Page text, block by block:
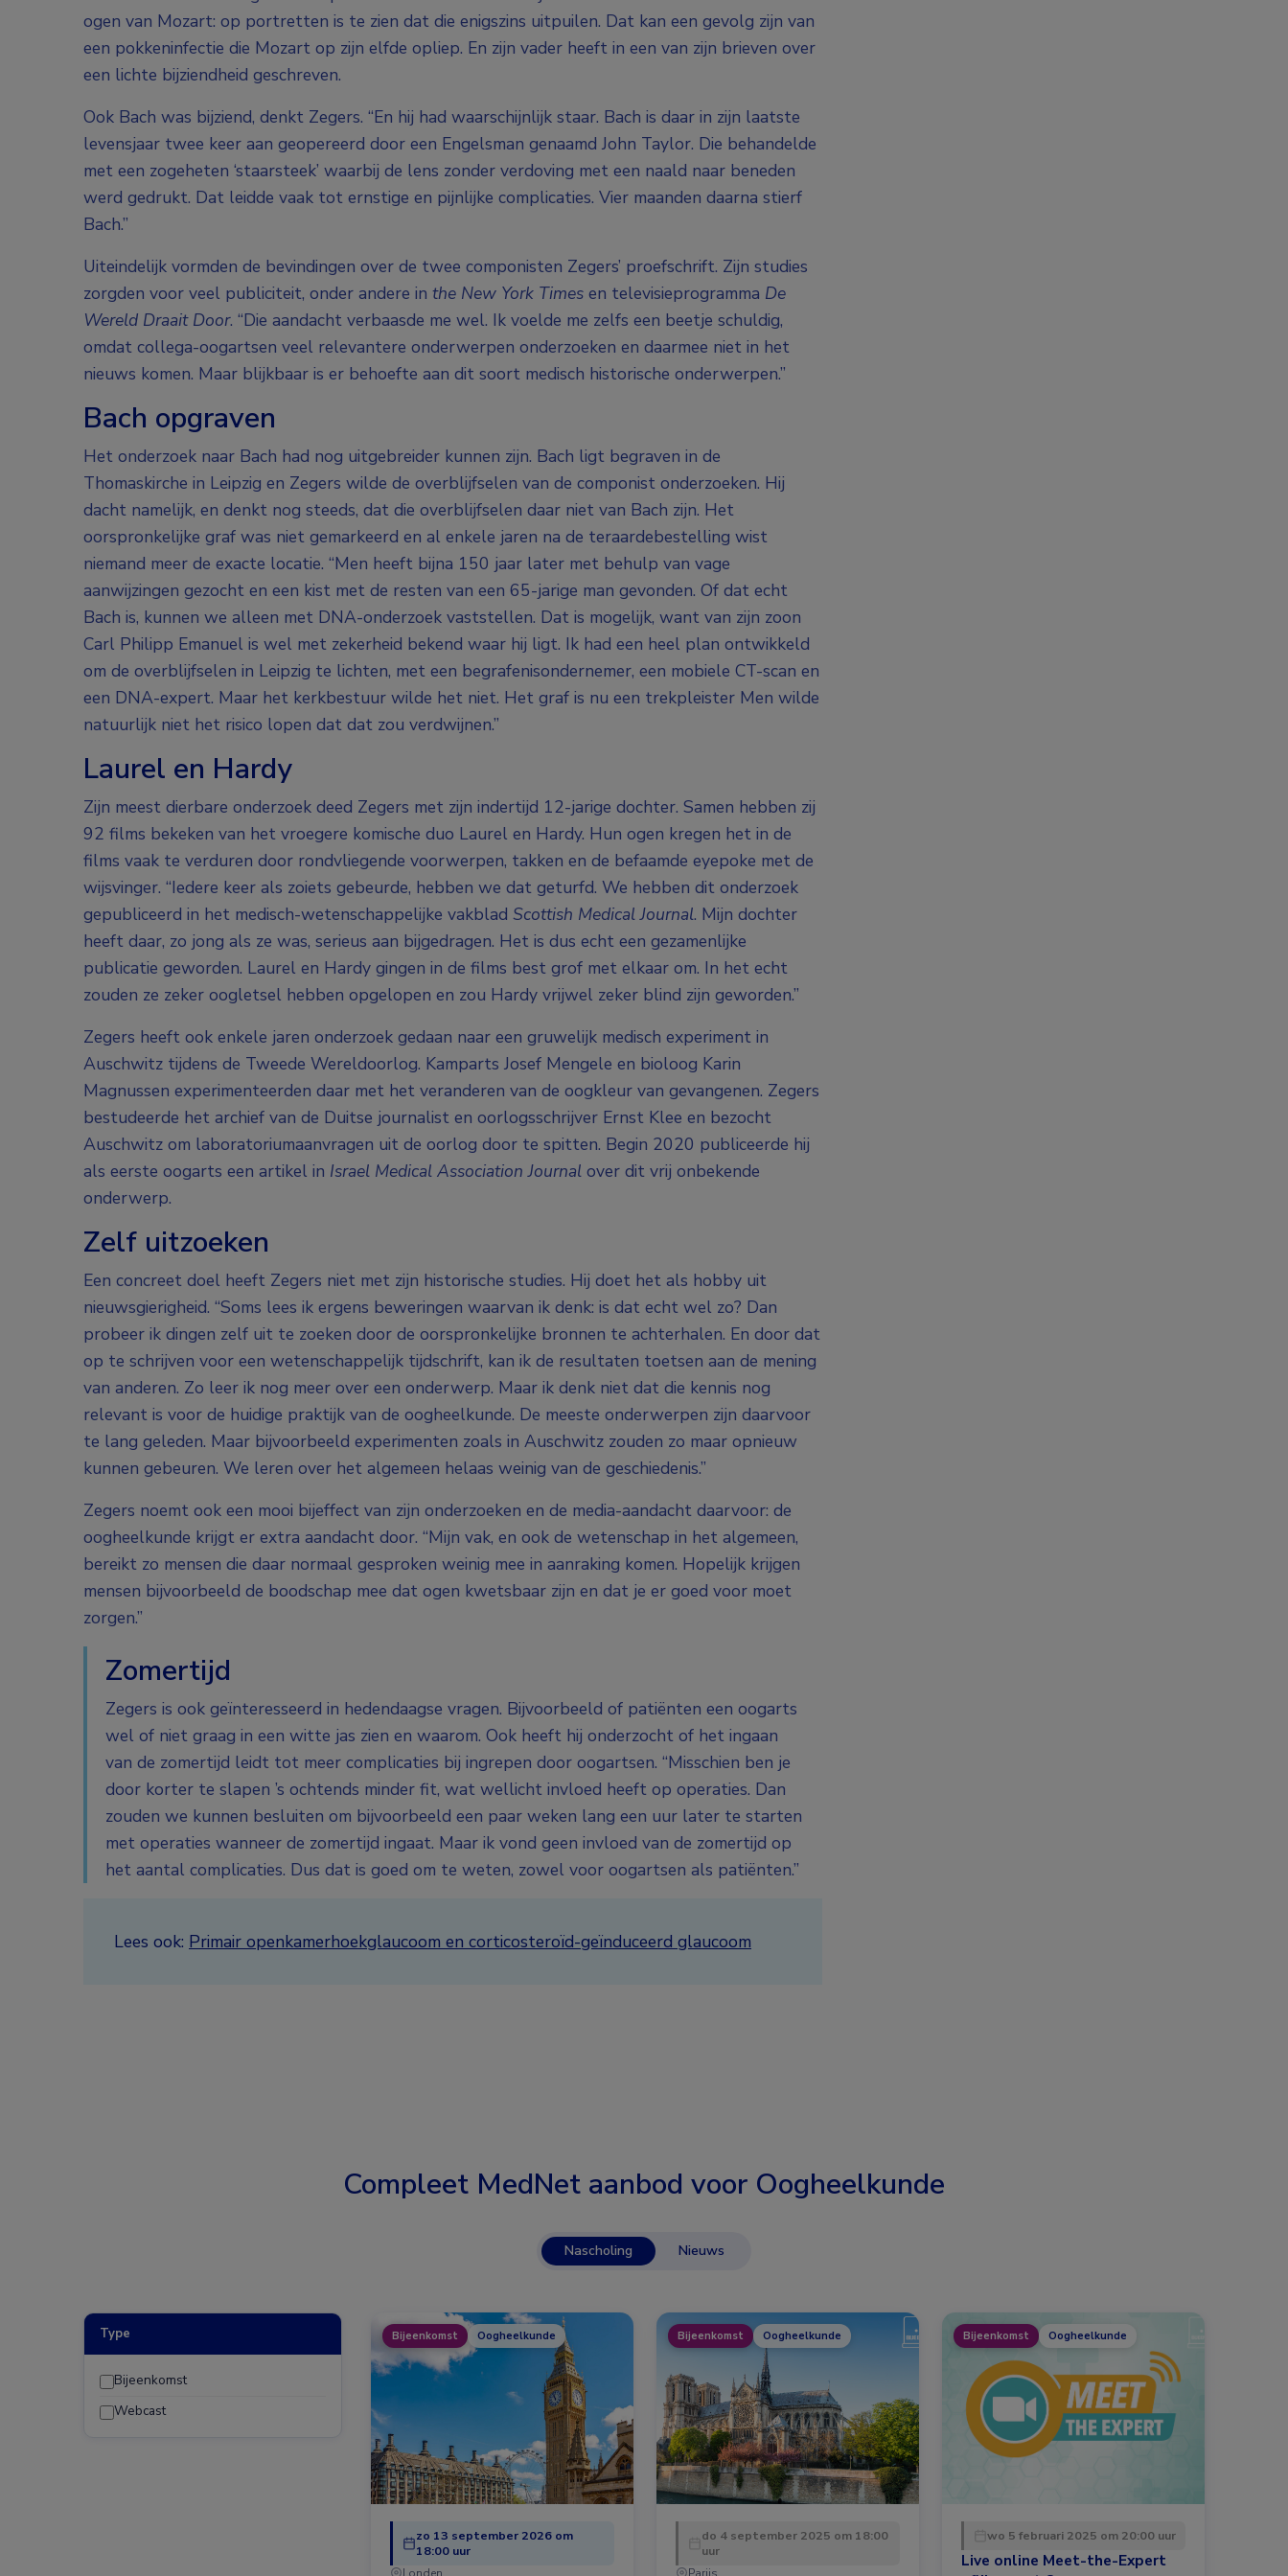
ogen van Mozart: op portretten is te zien dat die enigszins uitpuilen. Dat kan een gevolg zijn van
een pokkeninfectie die Mozart op zijn elfde opliep. En zijn vader heeft in een van zijn brieven over
een lichte bijziendheid geschreven.
Ook Bach was bijziend, denkt Zegers. “En hij had waarschijnlijk staar. Bach is daar in zijn laatste
levensjaar twee keer aan geopereerd door een Engelsman genaamd John Taylor. Die behandelde
met een zogeheten ‘staarsteek’ waarbij de lens zonder verdoving met een naald naar beneden
werd gedrukt. Dat leidde vaak tot ernstige en pijnlijke complicaties. Vier maanden daarna stierf
Bach.”
Uiteindelijk vormden de bevindingen over de twee componisten Zegers’ proefschrift. Zijn studies
zorgden voor veel publiciteit, onder andere in the New York Times en televisieprogramma De
Wereld Draait Door. “Die aandacht verbaasde me wel. Ik voelde me zelfs een beetje schuldig,
omdat collega-oogartsen veel relevantere onderwerpen onderzoeken en daarmee niet in het
nieuws komen. Maar blijkbaar is er behoefte aan dit soort medisch historische onderwerpen.”
Bach opgraven
Het onderzoek naar Bach had nog uitgebreider kunnen zijn. Bach ligt begraven in de
Thomaskirche in Leipzig en Zegers wilde de overblijfselen van de componist onderzoeken. Hij
dacht namelijk, en denkt nog steeds, dat die overblijfselen daar niet van Bach zijn. Het
oorspronkelijke graf was niet gemarkeerd en al enkele jaren na de teraardebestelling wist
niemand meer de exacte locatie. “Men heeft bijna 150 jaar later met behulp van vage
aanwijzingen gezocht en een kist met de resten van een 65-jarige man gevonden. Of dat echt
Bach is, kunnen we alleen met DNA-onderzoek vaststellen. Dat is mogelijk, want van zijn zoon
Carl Philipp Emanuel is wel met zekerheid bekend waar hij ligt. Ik had een heel plan ontwikkeld
om de overblijfselen in Leipzig te lichten, met een begrafenisondernemer, een mobiele CT-scan en
een DNA-expert. Maar het kerkbestuur wilde het niet. Het graf is nu een trekpleister Men wilde
natuurlijk niet het risico lopen dat dat zou verdwijnen.”
Laurel en Hardy
Zijn meest dierbare onderzoek deed Zegers met zijn indertijd 12-jarige dochter. Samen hebben zij
92 films bekeken van het vroegere komische duo Laurel en Hardy. Hun ogen kregen het in de
films vaak te verduren door rondvliegende voorwerpen, takken en de befaamde eyepoke met de
wijsvinger. “Iedere keer als zoiets gebeurde, hebben we dat geturfd. We hebben dit onderzoek
gepubliceerd in het medisch-wetenschappelijke vakblad Scottish Medical Journal. Mijn dochter
heeft daar, zo jong als ze was, serieus aan bijgedragen. Het is dus echt een gezamenlijke
publicatie geworden. Laurel en Hardy gingen in de films best grof met elkaar om. In het echt
zouden ze zeker oogletsel hebben opgelopen en zou Hardy vrijwel zeker blind zijn geworden.”
Zegers heeft ook enkele jaren onderzoek gedaan naar een gruwelijk medisch experiment in
Auschwitz tijdens de Tweede Wereldoorlog. Kamparts Josef Mengele en bioloog Karin
Magnussen experimenteerden daar met het veranderen van de oogkleur van gevangenen. Zegers
bestudeerde het archief van de Duitse journalist en oorlogsschrijver Ernst Klee en bezocht
Auschwitz om laboratoriumaanvragen uit de oorlog door te spitten. Begin 2020 publiceerde hij
als eerste oogarts een artikel in Israel Medical Association Journal over dit vrij onbekende
onderwerp.
Zelf uitzoeken
Een concreet doel heeft Zegers niet met zijn historische studies. Hij doet het als hobby uit
nieuwsgierigheid. “Soms lees ik ergens beweringen waarvan ik denk: is dat echt wel zo? Dan
probeer ik dingen zelf uit te zoeken door de oorspronkelijke bronnen te achterhalen. En door dat
op te schrijven voor een wetenschappelijk tijdschrift, kan ik de resultaten toetsen aan de mening
van anderen. Zo leer ik nog meer over een onderwerp. Maar ik denk niet dat die kennis nog
relevant is voor de huidige praktijk van de oogheelkunde. De meeste onderwerpen zijn daarvoor
te lang geleden. Maar bijvoorbeeld experimenten zoals in Auschwitz zouden zo maar opnieuw
kunnen gebeuren. We leren over het algemeen helaas weinig van de geschiedenis.”
Zegers noemt ook een mooi bijeffect van zijn onderzoeken en de media-aandacht daarvoor: de
oogheelkunde krijgt er extra aandacht door. “Mijn vak, en ook de wetenschap in het algemeen,
bereikt zo mensen die daar normaal gesproken weinig mee in aanraking komen. Hopelijk krijgen
mensen bijvoorbeeld de boodschap mee dat ogen kwetsbaar zijn en dat je er goed voor moet
zorgen.”
Zomertijd
Zegers is ook geïnteresseerd in hedendaagse vragen. Bijvoorbeeld of patiënten een oogarts
wel of niet graag in een witte jas zien en waarom. Ook heeft hij onderzocht of het ingaan
van de zomertijd leidt tot meer complicaties bij ingrepen door oogartsen. “Misschien ben je
door korter te slapen ’s ochtends minder fit, wat wellicht invloed heeft op operaties. Dan
zouden we kunnen besluiten om bijvoorbeeld een paar weken lang een uur later te starten
met operaties wanneer de zomertijd ingaat. Maar ik vond geen invloed van de zomertijd op
het aantal complicaties. Dus dat is goed om te weten, zowel voor oogartsen als patiënten.”
Lees ook: Primair openkamerhoekglaucoom en corticosteroïd-geïnduceerd glaucoom
Compleet MedNet aanbod voor Oogheelkunde
Nascholing Nieuws
Type
Bijeenkomst
Webcast
Bijeenkomst Oogheelkunde
zo 13 september 2026 om
18:00 uur
Londen
Bijeenkomst Oogheelkunde
do 4 september 2025 om 18:00
uur
Parijs
Bijeenkomst Oogheelkunde
wo 5 februari 2025 om 20:00 uur
Live online Meet-the-Expert